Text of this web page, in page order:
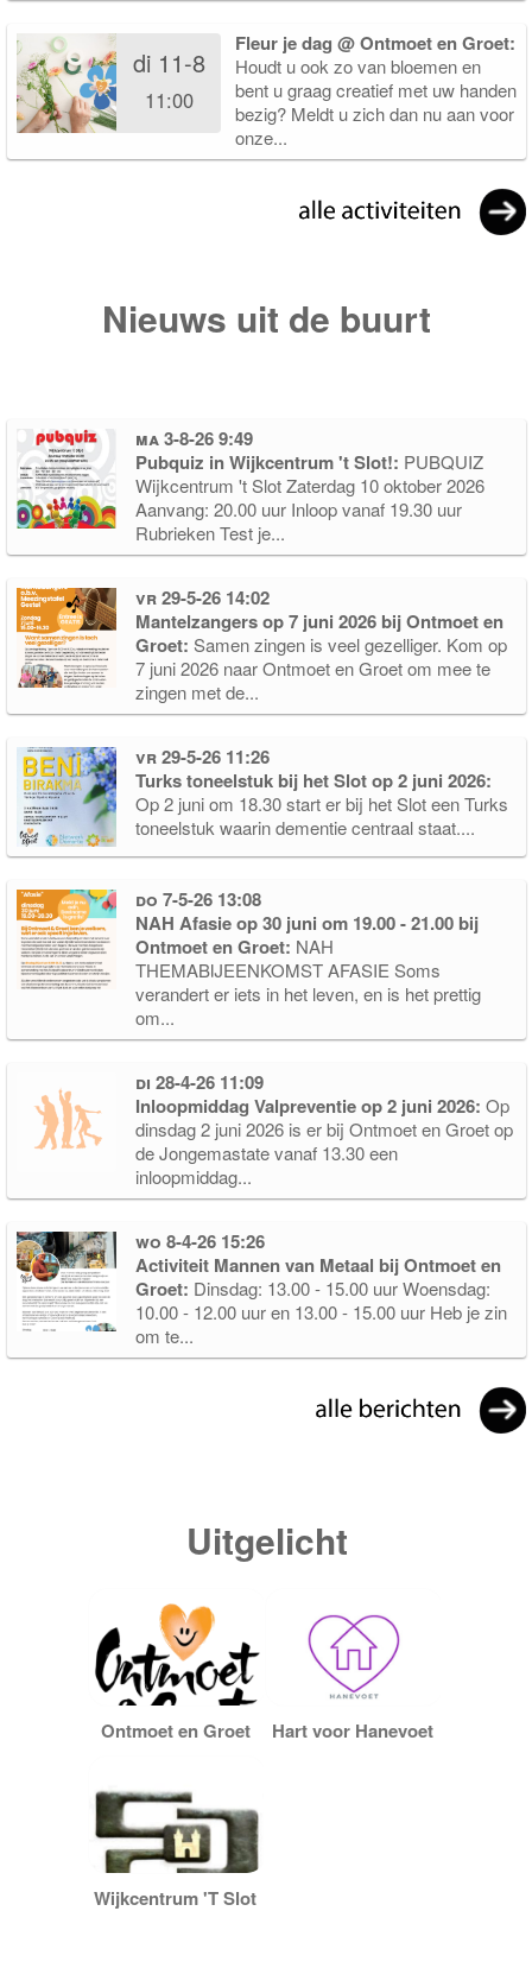
di 11-8
11:00
Fleur je dag @ Ontmoet en Groet:
Houdt u ook zo van bloemen en
bent u graag creatief met uw handen
bezig? Meldt u zich dan nu aan voor
onze...
Nieuws uit de buurt
ma 3-8-26 9:49
Pubquiz in Wijkcentrum 't Slot!: PUBQUIZ
Wijkcentrum 't Slot Zaterdag 10 oktober 2026
Aanvang: 20.00 uur Inloop vanaf 19.30 uur
Rubrieken Test je...
vr 29-5-26 14:02
Mantelzangers op 7 juni 2026 bij Ontmoet en
Groet: Samen zingen is veel gezelliger. Kom op
7 juni 2026 naar Ontmoet en Groet om mee te
zingen met de...
vr 29-5-26 11:26
Turks toneelstuk bij het Slot op 2 juni 2026:
Op 2 juni om 18.30 start er bij het Slot een Turks
toneelstuk waarin dementie centraal staat....
do 7-5-26 13:08
NAH Afasie op 30 juni om 19.00 - 21.00 bij
Ontmoet en Groet: NAH
THEMABIJEENKOMST AFASIE Soms
verandert er iets in het leven, en is het prettig
om...
di 28-4-26 11:09
Inloopmiddag Valpreventie op 2 juni 2026: Op
dinsdag 2 juni 2026 is er bij Ontmoet en Groet op
de Jongemastate vanaf 13.30 een
inloopmiddag...
wo 8-4-26 15:26
Activiteit Mannen van Metaal bij Ontmoet en
Groet: Dinsdag: 13.00 - 15.00 uur Woensdag:
10.00 - 12.00 uur en 13.00 - 15.00 uur Heb je zin
om te...
Uitgelicht
Ontmoet en Groet Hart voor Hanevoet
Wijkcentrum 'T Slot